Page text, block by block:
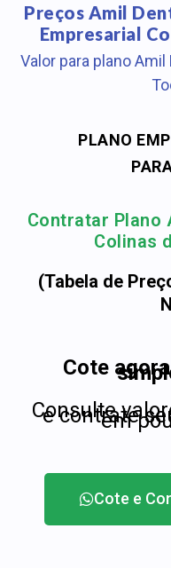
Preços Amil
Empresarial
Valor para plano
PLANO
Contratar Plano
Colinas
(Tabela de
Cote
Consulte
e contrate
em
Cote e